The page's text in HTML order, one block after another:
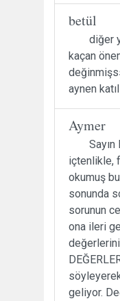
betül
diğer
kaçan
aynen
Aymer
Sayın
içtenlikle,
okumuş
sonunda
sorunun
ona ileri
geliyor.